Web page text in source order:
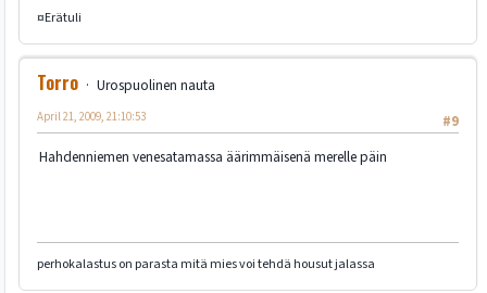
¤Erätuli
Torro
Urospuolinen nauta
#9
April 21, 2009, 21:10:53
Hahdenniemen venesatamassa äärimmäisenä merelle päin
perhokalastus on parasta mitä mies voi tehdä housut jalassa